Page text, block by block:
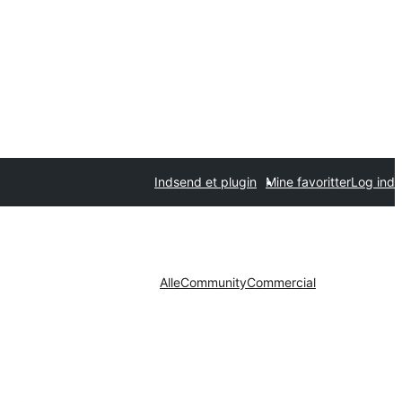
Indsend et plugin Mine favoritterLog ind
AlleCommunityCommercial